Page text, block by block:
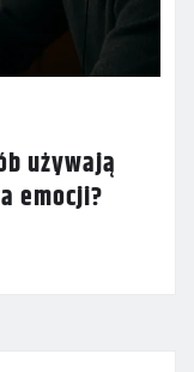
używają
emocji?